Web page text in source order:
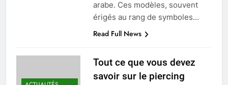
arabe. Ces modèles, souvent
érigés au rang de symboles…
Read Full News
Tout ce que vous devez
savoir sur le piercing